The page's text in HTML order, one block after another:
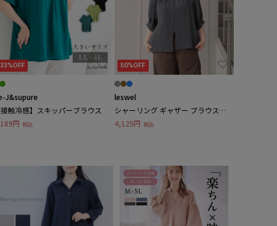
33%OFF
J&supure
接触冷感】スキッパーブラウス
円 税込
50%OFF
leswel
シャーリング ギャザー ブラウス
LL/3L/4L/5L leswelレスウェル
4,125円 税込